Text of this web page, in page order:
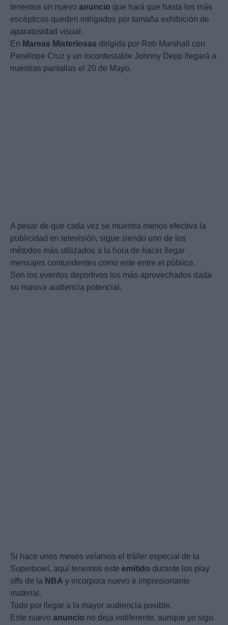
tenemos un nuevo anuncio que hará que hasta los más
escépticos queden intrigados por tamaña exhibición de
aparatosidad visual.
En Mareas Misteriosas dirigida por Rob Marshall con
Penélope Cruz y un incontestable Johnny Depp llegará a
nuestras pantallas el 20 de Mayo.
A pesar de que cada vez se muestra menos efectiva la
publicidad en televisión, sigue siendo uno de los
métodos más utilizados a la hora de hacer llegar
mensajes contundentes como este entre el público.
Son los eventos deportivos los más aprovechados dada
su masiva audiencia potencial.
Si hace unos meses veíamos el tráiler especial de la
Superbowl, aquí tenemos este emitido durante los play
offs de la NBA y incorpora nuevo e impresionante
material.
Todo por llegar a la mayor audiencia posible.
Este nuevo anuncio no deja indiferente, aunque yo sigo